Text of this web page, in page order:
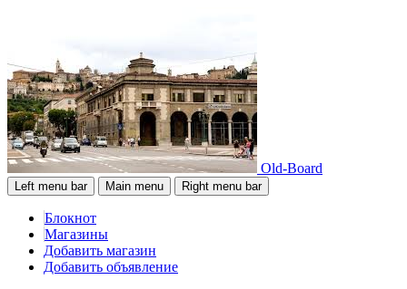
Old-Board
Left menu bar Main menu Right menu bar
Блокнот
Магазины
Добавить магазин
Добавить объявление